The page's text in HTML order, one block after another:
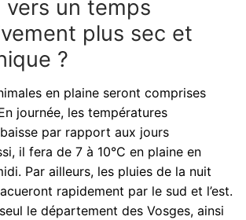
vers un temps
plus sec et
?
en plaine seront comprises
journée, les températures
par rapport aux jours
il fera de 7 à 10°C en plaine en
Par ailleurs, les pluies de la nuit
rapidement par le sud et l’est.
le département des Vosges, ainsi